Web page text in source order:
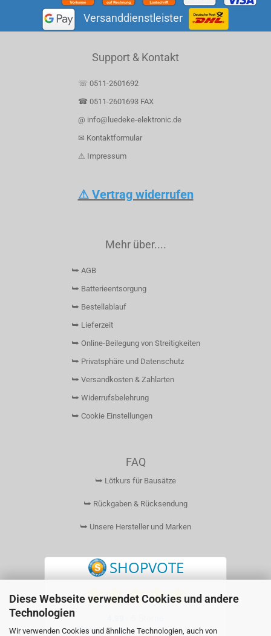
Diese Webseite verwendet Cookies und andere
Technologien
Wir verwenden Cookies und ähnliche Technologien, auch von
Versanddienstleister
Support & Kontakt
☏ 0511-2601692
☎ 0511-2601693 FAX
@ info@luedeke-elektronic.de
✉ Kontaktformular
⚠ Impressum
⚠ Vertrag widerrufen
Mehr über....
⮩ AGB
⮩ Batterieentsorgung
⮩ Bestellablauf
⮩ Lieferzeit
⮩ Online-Beilegung von Streitigkeiten
⮩ Privatsphäre und Datenschutz
⮩ Versandkosten & Zahlarten
⮩ Widerrufsbelehrung
⮩ Cookie Einstellungen
FAQ
⮩ Lötkurs für Bausätze
⮩ Rückgaben & Rücksendung
⮩ Unsere Hersteller und Marken